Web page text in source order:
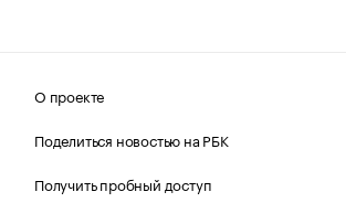
О проекте
Поделиться новостью на РБК
Получить пробный доступ